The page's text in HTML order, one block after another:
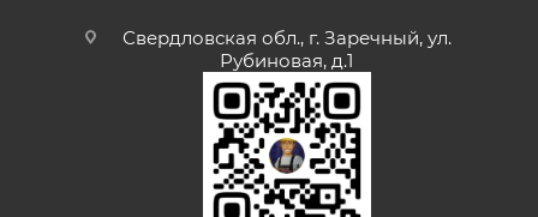
Свердловская обл., г. Заречный, ул.
Рубиновая, д.1